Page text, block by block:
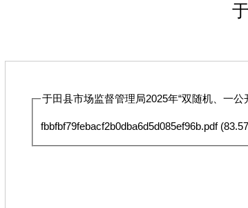
于田县市场监督管理局2025年“双随机、一公
fbbfbf79febacf2b0dba6d5d085ef96b.pdf